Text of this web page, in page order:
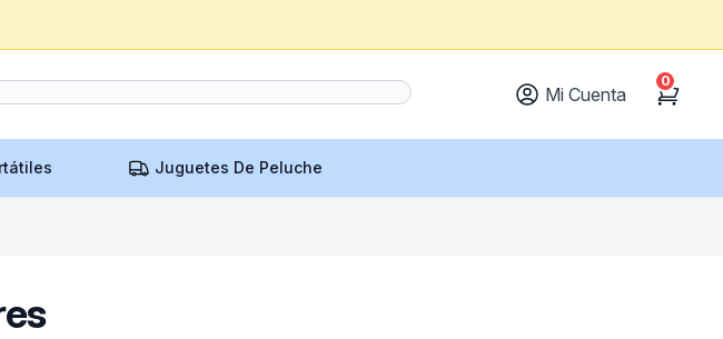
Mi Cuenta Cart
0
Juguetes De Peluche